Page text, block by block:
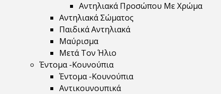
Αντηλιακά Προσώπου Με Χρώμα
Αντηλιακά Σώματος
Παιδικά Αντηλιακά
Μαύρισμα
Mετά Τον Ήλιο
Έντομα -Κουνούπια
Έντομα -Κουνούπια
Αντικουνουπικά